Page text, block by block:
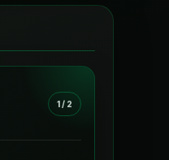
1 / 2